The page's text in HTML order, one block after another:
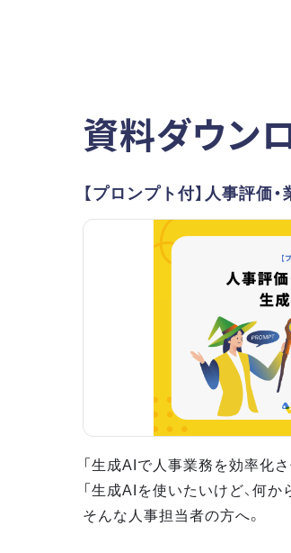
資料ダウン
【プロンプト付】人事評価
「生成AIで人事業務を効率化さ
「生成AIを使いたいけど、何
そんな人事担当者の方へ。